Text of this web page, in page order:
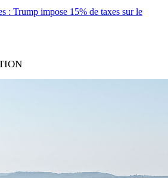
: Trump impose 15% de taxes sur le